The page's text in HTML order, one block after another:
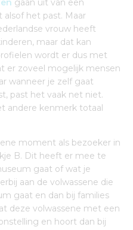
gaan uit van een
alsof het past. Maar
vrouw heeft
maar dat kan
wordt er dus met
er zoveel mogelijk mensen
wanneer je zelf gaat
past het vaak net niet.
andere kenmerk totaal
moment als bezoeker in
B. Dit heeft er mee te
gaat of wat je
aan de volwassene die
gaat en dan bij families
deze volwassene met een
en hoort dan bij